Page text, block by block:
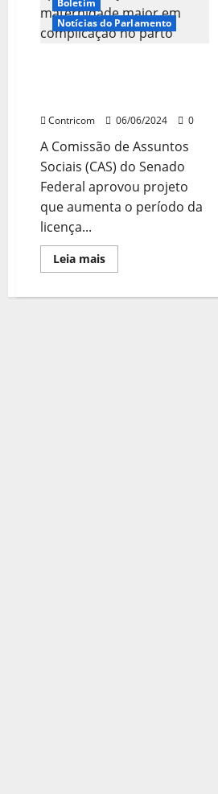
Boletim
Notícias do Parlamento
Contricom 06/06/2024 0
A Comissão de Assuntos
Sociais (CAS) do Senado
Federal aprovou projeto
que aumenta o período da
licença...
Leia maisLeia
mais
do